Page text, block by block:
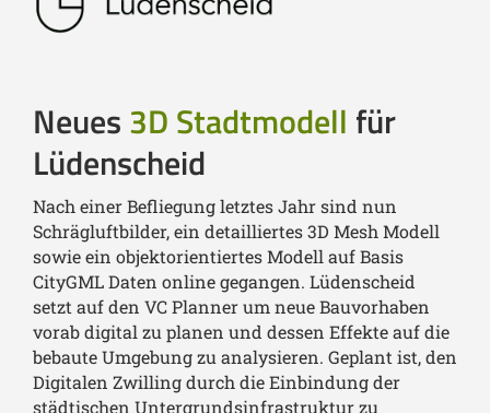
Neues3D Stadtmodell für
Lüdenscheid
Nach einer Befliegung letztes Jahr sind nun
Schrägluftbilder, ein detailliertes 3D Mesh Modell
sowie ein objektorientiertes Modell auf Basis
CityGML Daten online gegangen. Lüdenscheid
setzt auf den VC Planner um neue Bauvorhaben
vorab digital zu planen und dessen Effekte auf die
bebaute Umgebung zu analysieren. Geplant ist, den
Digitalen Zwilling durch die Einbindung der
städtischen Untergrundsinfrastruktur zu